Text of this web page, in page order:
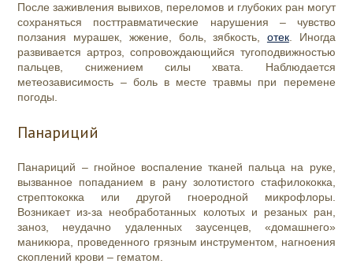
После заживления вывихов, переломов и глубоких ран могут
сохраняться посттравматические нарушения – чувство
ползания мурашек, жжение, боль, зябкость, отек. Иногда
развивается артроз, сопровождающийся тугоподвижностью
пальцев, снижением силы хвата. Наблюдается
метеозависимость – боль в месте травмы при перемене
погоды.
Панариций
Панариций – гнойное воспаление тканей пальца на руке,
вызванное попаданием в рану золотистого стафилококка,
стрептококка или другой гноеродной микрофлоры.
Возникает из-за необработанных колотых и резаных ран,
заноз, неудачно удаленных заусенцев, «домашнего»
маникюра, проведенного грязным инструментом, нагноения
скоплений крови – гематом.